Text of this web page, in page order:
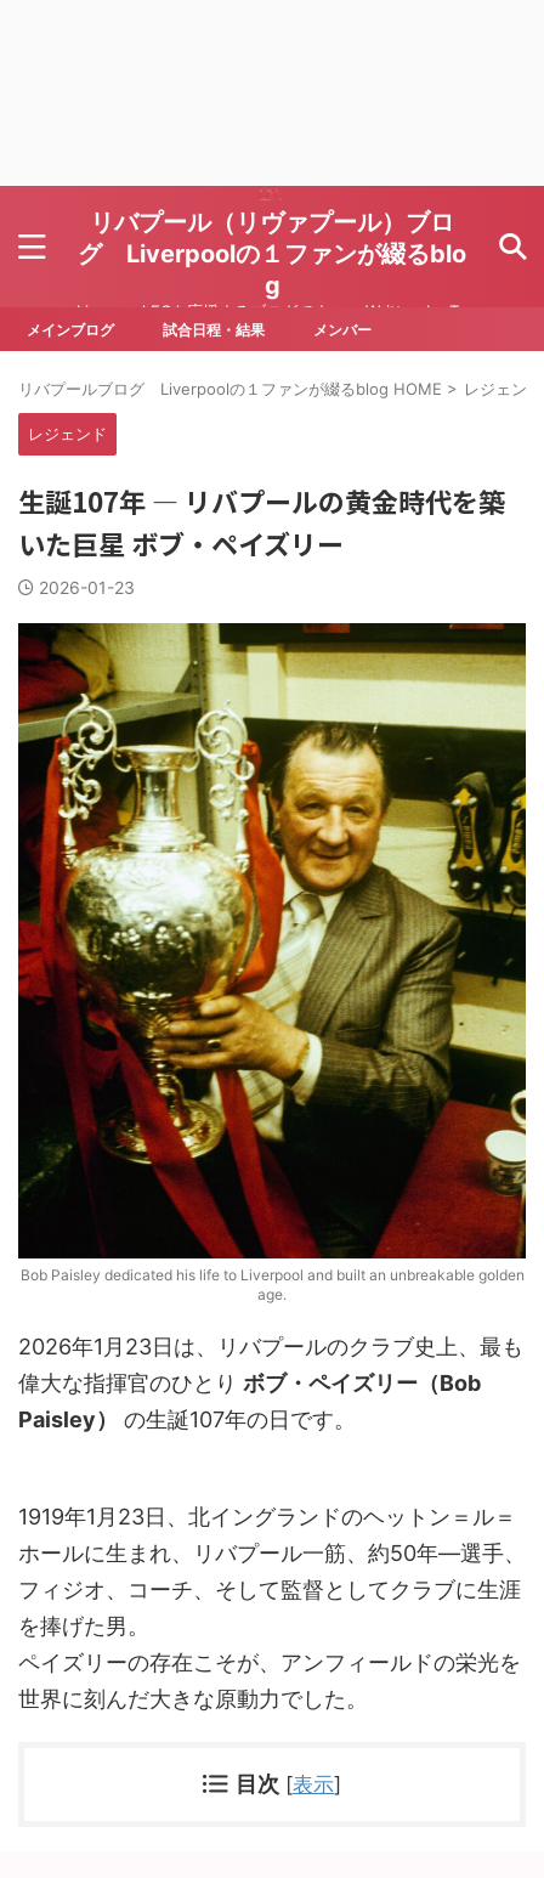
リバプール（リヴァプール）ブロ
グ Liverpoolの１ファンが綴るblo
g
Liverpool FCを応援するブログです Written by To
ru Yoda
メインブログ 試合日程・結果 メンバー
リバプールブログ Liverpoolの１ファンが綴るblog HOME > レジェンド
レジェンド
生誕107年 — リバプールの黄金時代を築
いた巨星 ボブ・ペイズリー
2026-01-23
Bob Paisley dedicated his life to Liverpool and built an unbreakable golden
age.
2026年1月23日は、リバプールのクラブ史上、最も
偉大な指揮官のひとり ボブ・ペイズリー（Bob
Paisley）
の生誕107年の日です。
1919年1月23日、北イングランドのヘットン＝ル＝
ホールに生まれ、リバプール一筋、約50年—選手、
フィジオ、コーチ、そして監督としてクラブに生涯
を捧げた男。
ペイズリーの存在こそが、アンフィールドの栄光を
世界に刻んだ大きな原動力でした。
目次 [表示]